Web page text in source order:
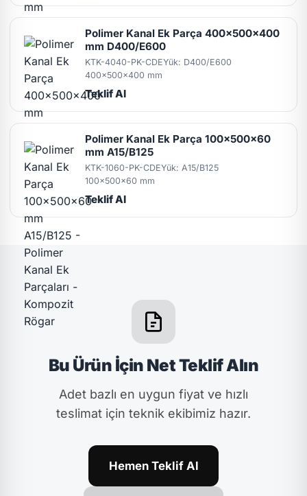
Polimer Kanal Ek Parça 400x500x400
mm D400/E600
KTK-4040-PK-CDEYük: D400/E600
400x500x400 mm
Teklif Al
Polimer Kanal Ek Parça 100x500x60
mm A15/B125
KTK-1060-PK-CDEYük: A15/B125
100x500x60 mm
Teklif Al
Bu Ürün İçin Net Teklif Alın
Adet bazlı en uygun fiyat ve hızlı
teslimat için teknik ekibimiz hazır.
Hemen Teklif Al